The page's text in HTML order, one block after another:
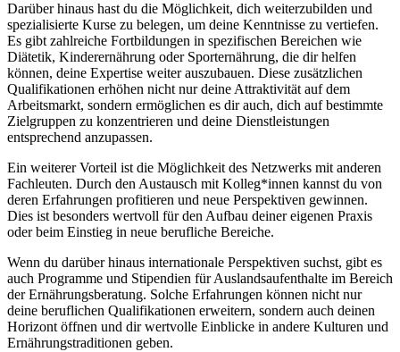
Darüber hinaus hast du die Möglichkeit, dich weiterzubilden und
spezialisierte Kurse zu belegen, um deine Kenntnisse zu vertiefen.
Es gibt zahlreiche Fortbildungen in spezifischen Bereichen wie
Diätetik, Kinderernährung oder Sporternährung, die dir helfen
können, deine Expertise weiter auszubauen. Diese zusätzlichen
Qualifikationen erhöhen nicht nur deine Attraktivität auf dem
Arbeitsmarkt, sondern ermöglichen es dir auch, dich auf bestimmte
Zielgruppen zu konzentrieren und deine Dienstleistungen
entsprechend anzupassen.
Ein weiterer Vorteil ist die Möglichkeit des Netzwerks mit anderen
Fachleuten. Durch den Austausch mit Kolleg*innen kannst du von
deren Erfahrungen profitieren und neue Perspektiven gewinnen.
Dies ist besonders wertvoll für den Aufbau deiner eigenen Praxis
oder beim Einstieg in neue berufliche Bereiche.
Wenn du darüber hinaus internationale Perspektiven suchst, gibt es
auch Programme und Stipendien für Auslandsaufenthalte im Bereich
der Ernährungsberatung. Solche Erfahrungen können nicht nur
deine beruflichen Qualifikationen erweitern, sondern auch deinen
Horizont öffnen und dir wertvolle Einblicke in andere Kulturen und
Ernährungstraditionen geben.